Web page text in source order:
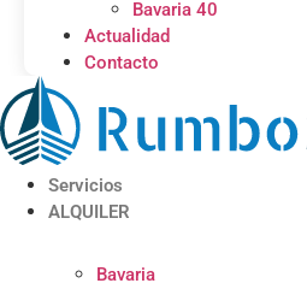
Bavaria 40
Actualidad
Contacto
Servicios
ALQUILER
Bavaria